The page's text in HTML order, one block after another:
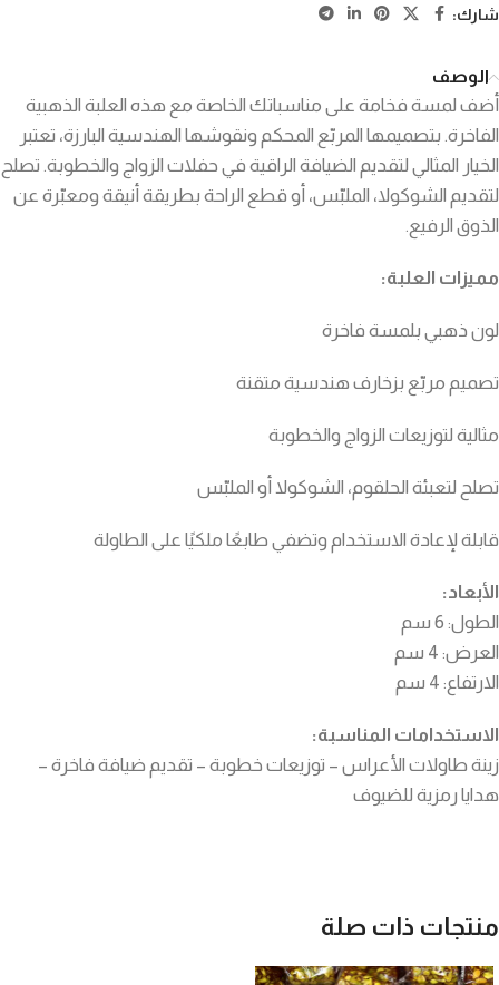
شارك:
الوصف
أضف لمسة فخامة على مناسباتك الخاصة مع هذه العلبة الذهبية
الفاخرة. بتصميمها المربّع المحكم ونقوشها الهندسية البارزة، تعتبر
الخيار المثالي لتقديم الضيافة الراقية في حفلات الزواج والخطوبة. تصلح
لتقديم الشوكولا، الملبّس، أو قطع الراحة بطريقة أنيقة ومعبّرة عن
الذوق الرفيع.
مميزات العلبة:
لون ذهبي بلمسة فاخرة
تصميم مربّع بزخارف هندسية متقنة
مثالية لتوزيعات الزواج والخطوبة
تصلح لتعبئة الحلقوم، الشوكولا أو الملبّس
قابلة لإعادة الاستخدام وتضفي طابعًا ملكيًا على الطاولة
الأبعاد:
الطول: 6 سم
العرض: 4 سم
الارتفاع: 4 سم
الاستخدامات المناسبة:
زينة طاولات الأعراس – توزيعات خطوبة – تقديم ضيافة فاخرة –
هدايا رمزية للضيوف
منتجات ذات صلة